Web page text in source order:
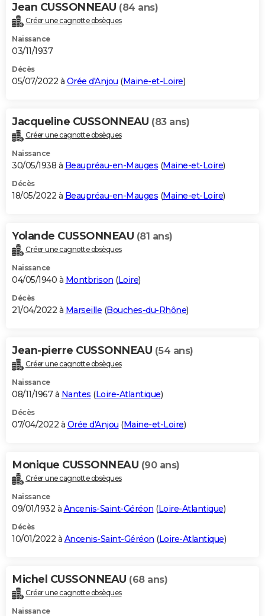
Jean CUSSONNEAU (84 ans)
Créer une cagnotte obsèques
Naissance
03/11/1937
Décès
05/07/2022 à Orée d'Anjou (Maine-et-Loire)
Jacqueline CUSSONNEAU (83 ans)
Créer une cagnotte obsèques
Naissance
30/05/1938 à Beaupréau-en-Mauges (Maine-et-Loire)
Décès
18/05/2022 à Beaupréau-en-Mauges (Maine-et-Loire)
Yolande CUSSONNEAU (81 ans)
Créer une cagnotte obsèques
Naissance
04/05/1940 à Montbrison (Loire)
Décès
21/04/2022 à Marseille (Bouches-du-Rhône)
Jean-pierre CUSSONNEAU (54 ans)
Créer une cagnotte obsèques
Naissance
08/11/1967 à Nantes (Loire-Atlantique)
Décès
07/04/2022 à Orée d'Anjou (Maine-et-Loire)
Monique CUSSONNEAU (90 ans)
Créer une cagnotte obsèques
Naissance
09/01/1932 à Ancenis-Saint-Géréon (Loire-Atlantique)
Décès
10/01/2022 à Ancenis-Saint-Géréon (Loire-Atlantique)
Michel CUSSONNEAU (68 ans)
Créer une cagnotte obsèques
Naissance